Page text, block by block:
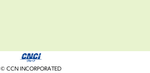
© CCN INCORPORATED